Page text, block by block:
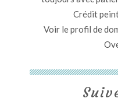
Crédit
Voir le profil de